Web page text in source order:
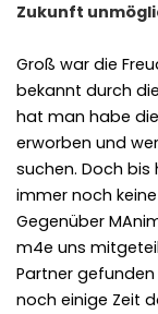
Zukunft
Groß war die
bekannt durch
hat man habe
erworben und
suchen. Doch
immer noch
Gegenüber
m4e uns
Partner
noch einige Zeit